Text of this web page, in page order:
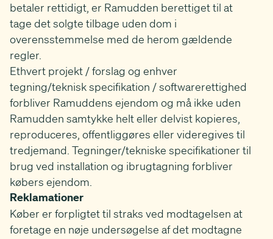
betaler rettidigt, er Ramudden berettiget til at
tage det solgte tilbage uden dom i
overensstemmelse med de herom gældende
regler.
Ethvert projekt / forslag og enhver
tegning/teknisk specifikation / softwarerettighed
forbliver Ramuddens ejendom og må ikke uden
Ramudden samtykke helt eller delvist kopieres,
reproduceres, offentliggøres eller videregives til
tredjemand. Tegninger/tekniske specifikationer til
brug ved installation og ibrugtagning forbliver
købers ejendom.
Reklamationer
Køber er forpligtet til straks ved modtagelsen at
foretage en nøje undersøgelse af det modtagne